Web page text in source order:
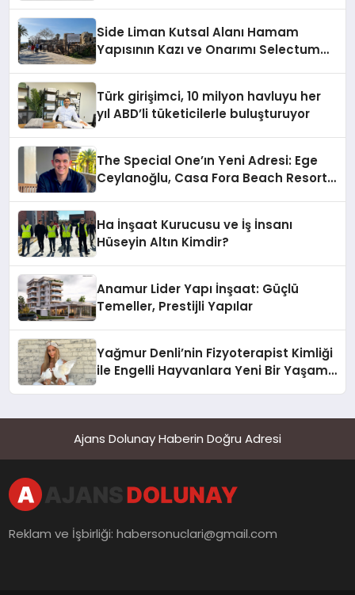
Side Liman Kutsal Alanı Hamam
Yapısının Kazı ve Onarımı Selectum
Türk girişimci, 10 milyon havluyu her
yıl ABD’li tüketicilerle buluşturuyor
The Special One’ın Yeni Adresi: Ege
Ceylanoğlu, Casa Fora Beach Resort
Ha İnşaat Kurucusu ve İş İnsanı
Hüseyin Altın Kimdir?
Anamur Lider Yapı İnşaat: Güçlü
Temeller, Prestijli Yapılar
Yağmur Denli’nin Fizyoterapist Kimliği
ile Engelli Hayvanlara Yeni Bir Yaşam
Ajans Dolunay Haberin Doğru Adresi
Reklam ve İşbirliği:habersonuclari@gmail.com